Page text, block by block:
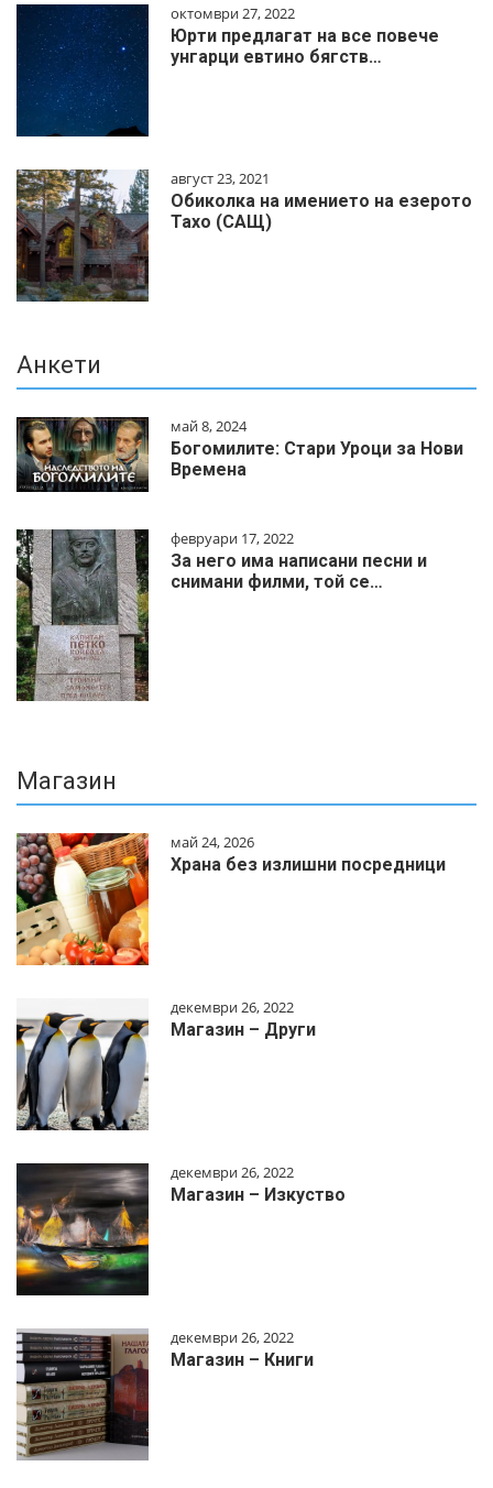
октомври 27, 2022
Юрти предлагат на все повече
унгарци евтино бягств…
август 23, 2021
Обиколка на имението на езерото
Тахо (САЩ)
Анкети
май 8, 2024
Богомилите: Стари Уроци за Нови
Времена
февруари 17, 2022
За него има написани песни и
снимани филми, той се…
Магазин
май 24, 2026
Храна без излишни посредници
декември 26, 2022
Магазин – Други
декември 26, 2022
Магазин – Изкуство
декември 26, 2022
Магазин – Книги